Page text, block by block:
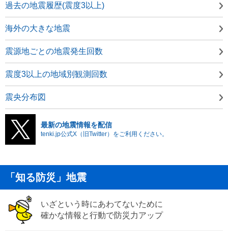
過去の地震履歴(震度3以上)
海外の大きな地震
震源地ごとの地震発生回数
震度3以上の地域別観測回数
震央分布図
最新の地震情報を配信
tenki.jp公式X（旧Twitter）をご利用ください。
「知る防災」地震
いざという時にあわてないために
確かな情報と行動で防災力アップ